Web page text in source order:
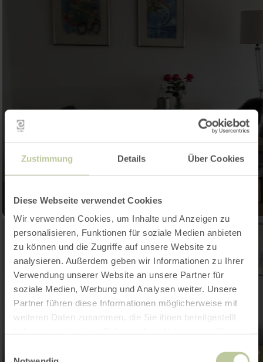
Zustimmung Details Über Cookies
Diese Webseite verwendet Cookies
Wir verwenden Cookies, um Inhalte und Anzeigen zu
personalisieren, Funktionen für soziale Medien anbieten
zu können und die Zugriffe auf unsere Website zu
analysieren. Außerdem geben wir Informationen zu Ihrer
Verwendung unserer Website an unsere Partner für
soziale Medien, Werbung und Analysen weiter. Unsere
Partner führen diese Informationen möglicherweise mit
weiteren Daten zusammen, die Sie ihnen bereitgestellt